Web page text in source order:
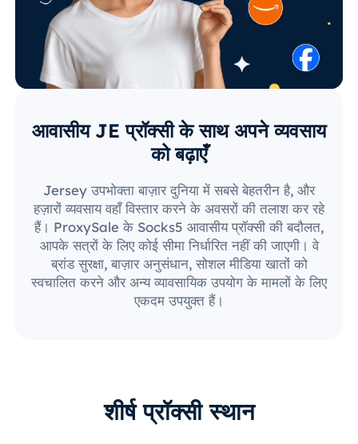
आवासीय JE प्रॉक्सी के साथ अपने व्यवसाय
को बढ़ाएँ
Jersey उपभोक्ता बाज़ार दुनिया में सबसे बेहतरीन है, और
हज़ारों व्यवसाय वहाँ विस्तार करने के अवसरों की तलाश कर रहे
हैं। ProxySale के Socks5 आवासीय प्रॉक्सी की बदौलत,
आपके सत्रों के लिए कोई सीमा निर्धारित नहीं की जाएगी। वे
ब्रांड सुरक्षा, बाज़ार अनुसंधान, सोशल मीडिया खातों को
स्वचालित करने और अन्य व्यावसायिक उपयोग के मामलों के लिए
एकदम उपयुक्त हैं।
शीर्ष प्रॉक्सी स्थान